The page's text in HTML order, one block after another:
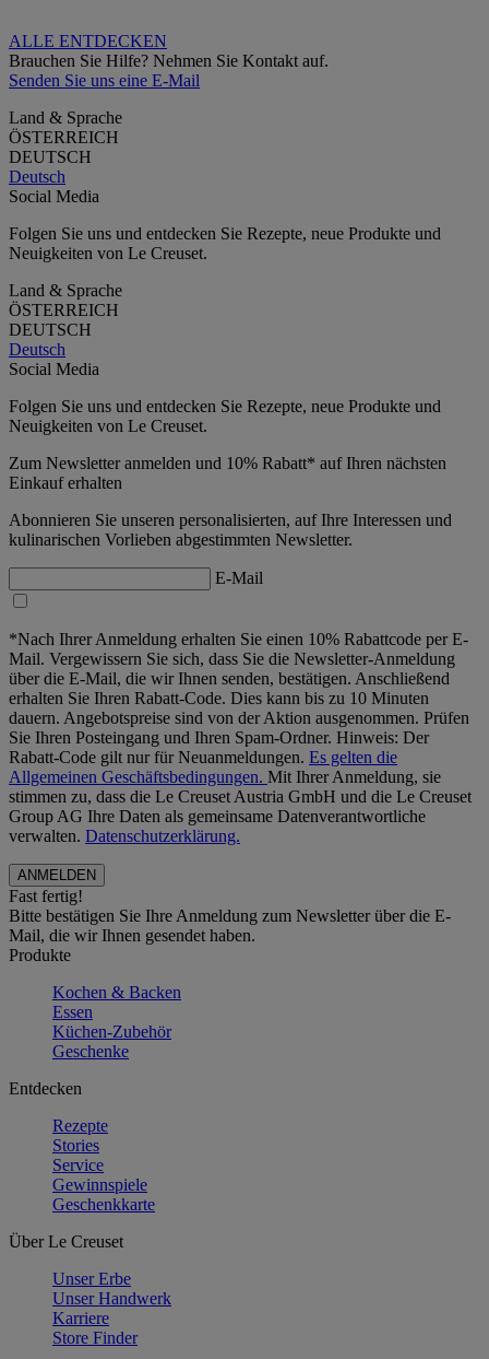
ALLE ENTDECKEN
Brauchen Sie Hilfe? Nehmen Sie Kontakt auf.
Senden Sie uns eine E-Mail
Land & Sprache
ÖSTERREICH
DEUTSCH
Deutsch
Social Media
Folgen Sie uns und entdecken Sie Rezepte, neue Produkte und
Neuigkeiten von Le Creuset.
Land & Sprache
ÖSTERREICH
DEUTSCH
Deutsch
Social Media
Folgen Sie uns und entdecken Sie Rezepte, neue Produkte und
Neuigkeiten von Le Creuset.
Zum Newsletter anmelden und 10% Rabatt* auf Ihren nächsten
Einkauf erhalten
Abonnieren Sie unseren personalisierten, auf Ihre Interessen und
kulinarischen Vorlieben abgestimmten Newsletter.
E-Mail
*Nach Ihrer Anmeldung erhalten Sie einen 10% Rabattcode per E-
Mail. Vergewissern Sie sich, dass Sie die Newsletter-Anmeldung
über die E-Mail, die wir Ihnen senden, bestätigen. Anschließend
erhalten Sie Ihren Rabatt-Code. Dies kann bis zu 10 Minuten
dauern. Angebotspreise sind von der Aktion ausgenommen. Prüfen
Sie Ihren Posteingang und Ihren Spam-Ordner. Hinweis: Der
Rabatt-Code gilt nur für Neuanmeldungen. Es gelten die
Allgemeinen Geschäftsbedingungen. Mit Ihrer Anmeldung, sie
stimmen zu, dass die Le Creuset Austria GmbH und die Le Creuset
Group AG Ihre Daten als gemeinsame Datenverantwortliche
verwalten. Datenschutzerklärung.
Fast fertig!
Bitte bestätigen Sie Ihre Anmeldung zum Newsletter über die E-
Mail, die wir Ihnen gesendet haben.
Produkte
Kochen & Backen
Essen
Küchen-Zubehör
Geschenke
Entdecken
Rezepte
Stories
Service
Gewinnspiele
Geschenkkarte
Über Le Creuset
Unser Erbe
Unser Handwerk
Karriere
Store Finder